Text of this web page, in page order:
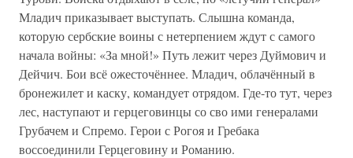
Младич приказывает выступать. Слышна команда,
которую сербские воины с нетерпением ждут с самого
начала войны: «За мной!» Путь лежит через Дуймович и
Дейчич. Бои всё ожесточённее. Младич, облачённый в
бронежилет и каску, командует отрядом. Где-то тут, через
лес, наступают и герцеговинцы со сво ими генералами
Грубачем и Спремо. Герои с Рогоя и Гребака
воссоединили Герцеговину и Романию.